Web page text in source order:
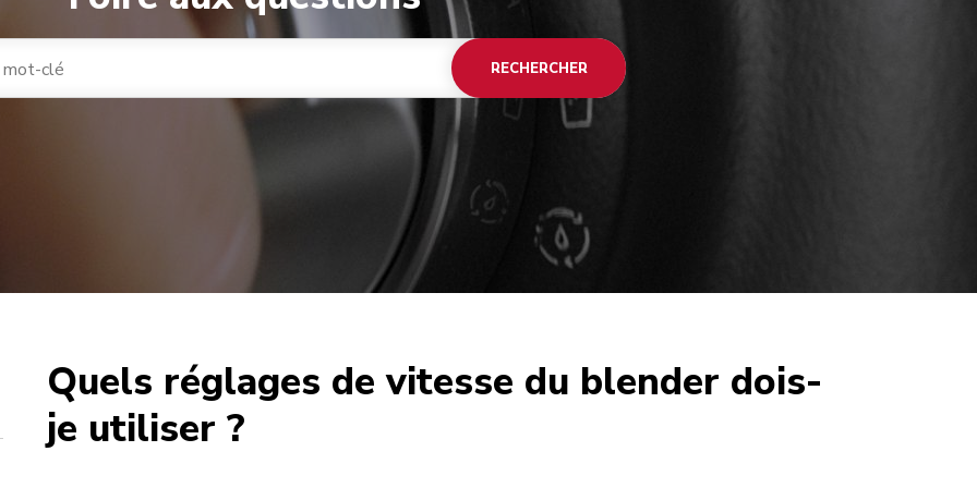
RECHERCHER
Quels réglages de vitesse du blender dois-
je utiliser ?